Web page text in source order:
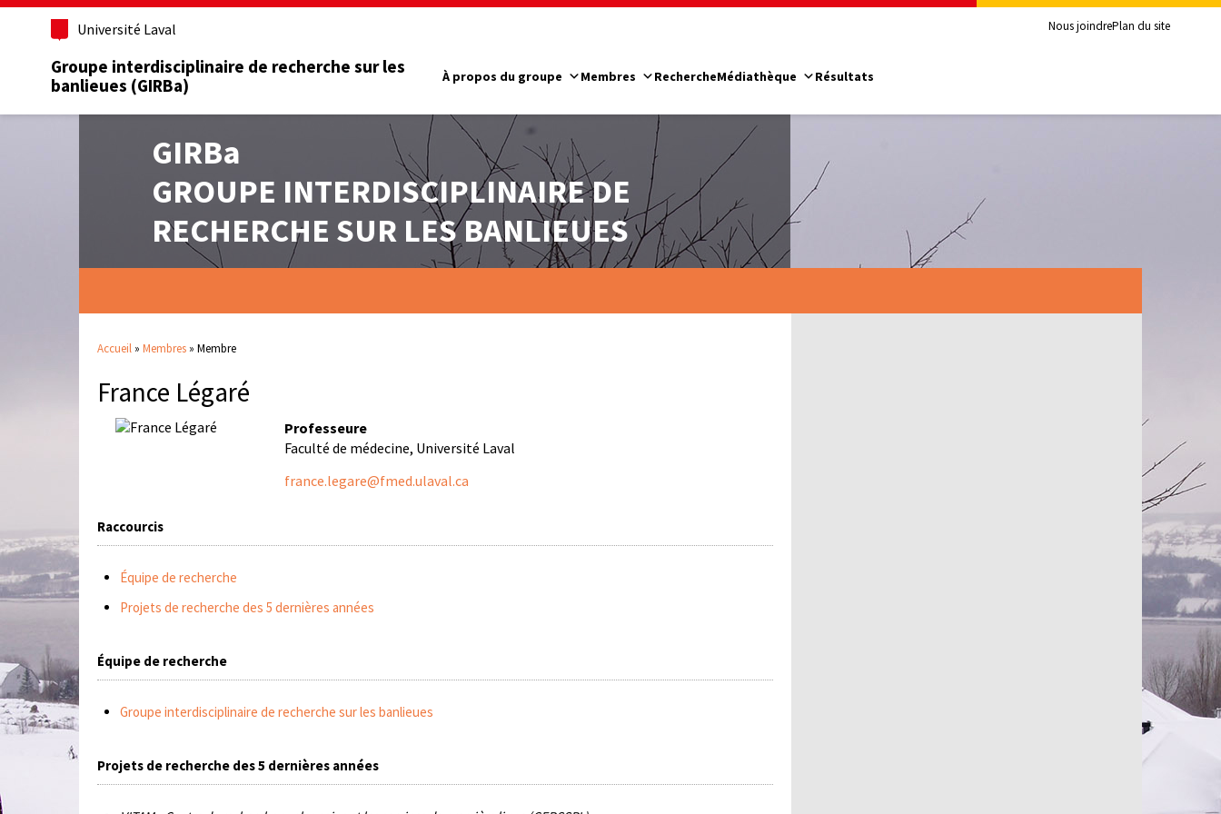
Université Laval Nous joindrePlan du site
Groupe interdisciplinaire de recherche sur les
banlieues (GIRBa)
À propos du groupe Membres RechercheMédiathèque Résultats
GIRBa
GROUPE INTERDISCIPLINAIRE DE
RECHERCHE SUR LES BANLIEUES
Accueil » Membres » Membre
France Légaré
Professeure
Faculté de médecine, Université Laval
france.legare@fmed.ulaval.ca
Raccourcis
Équipe de recherche
Projets de recherche des 5 dernières années
Équipe de recherche
Groupe interdisciplinaire de recherche sur les banlieues
Projets de recherche des 5 dernières années